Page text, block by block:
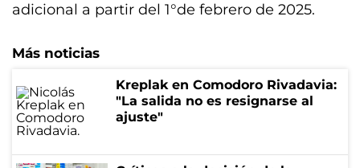
adicional a partir del 1°de febrero de 2025.
Más noticias
Kreplak en Comodoro Rivadavia:
"La salida no es resignarse al
ajuste"